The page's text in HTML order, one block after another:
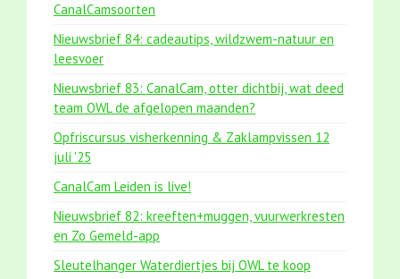
CanalCamsoorten
Nieuwsbrief 84: cadeautips, wildzwem-natuur en
leesvoer
Nieuwsbrief 83: CanalCam, otter dichtbij, wat deed
team OWL de afgelopen maanden?
Opfriscursus visherkenning & Zaklampvissen 12
juli '25
CanalCam Leiden is live!
Nieuwsbrief 82: kreeften+muggen, vuurwerkresten
en Zo Gemeld-app
Sleutelhanger Waterdiertjes bij OWL te koop